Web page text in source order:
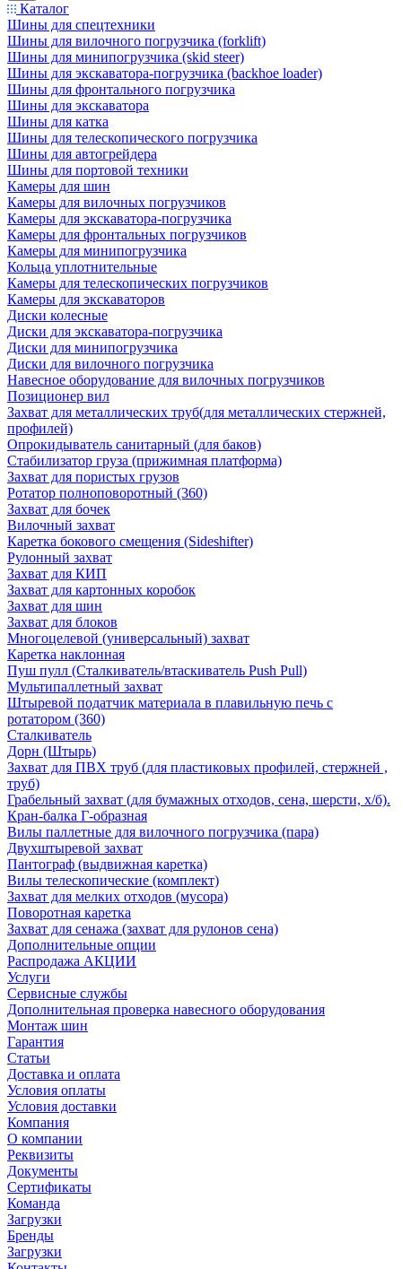
Каталог
Шины для спецтехники
Шины для вилочного погрузчика (forklift)
Шины для минипогрузчика (skid steer)
Шины для экскаватора-погрузчика (backhoe loader)
Шины для фронтального погрузчика
Шины для экскаватора
Шины для катка
Шины для телескопического погрузчика
Шины для автогрейдера
Шины для портовой техники
Камеры для шин
Камеры для вилочных погрузчиков
Камеры для экскаватора-погрузчика
Камеры для фронтальных погрузчиков
Камеры для минипогрузчика
Кольца уплотнительные
Камеры для телескопических погрузчиков
Камеры для экскаваторов
Диски колесные
Диски для экскаватора-погрузчика
Диски для минипогрузчика
Диски для вилочного погрузчика
Навесное оборудование для вилочных погрузчиков
Позиционер вил
Захват для металлических труб(для металлических стержней,
профилей)
Опрокидыватель санитарный (для баков)
Стабилизатор груза (прижимная платформа)
Захват для пористых грузов
Ротатор полноповоротный (360)
Захват для бочек
Вилочный захват
Каретка бокового смещения (Sideshifter)
Рулонный захват
Захват для КИП
Захват для картонных коробок
Захват для шин
Захват для блоков
Многоцелевой (универсальный) захват
Каретка наклонная
Пуш пулл (Сталкиватель/втаскиватель Push Pull)
Мультипаллетный захват
Штыревой податчик материала в плавильную печь с
ротатором (360)
Сталкиватель
Дорн (Штырь)
Захват для ПВХ труб (для пластиковых профилей, стержней ,
труб)
Грабельный захват (для бумажных отходов, сена, шерсти, х/б).
Кран-балка Г-образная
Вилы паллетные для вилочного погрузчика (пара)
Двухштыревой захват
Пантограф (выдвижная каретка)
Вилы телескопические (комплект)
Захват для мелких отходов (мусора)
Поворотная каретка
Захват для сенажа (захват для рулонов сена)
Дополнительные опции
Распродажа АКЦИИ
Услуги
Сервисные службы
Дополнительная проверка навесного оборудования
Монтаж шин
Гарантия
Статьи
Доставка и оплата
Условия оплаты
Условия доставки
Компания
О компании
Реквизиты
Документы
Сертификаты
Команда
Загрузки
Бренды
Загрузки